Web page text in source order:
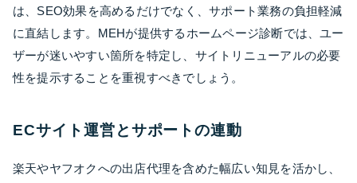
は、SEO効果を高めるだけでなく、サポート業務の負担軽減
に直結します。MEHが提供するホームページ診断では、ユー
ザーが迷いやすい箇所を特定し、サイトリニューアルの必要
性を提示することを重視すべきでしょう。
ECサイト運営とサポートの連動
楽天やヤフオクへの出店代理を含めた幅広い知見を活かし、